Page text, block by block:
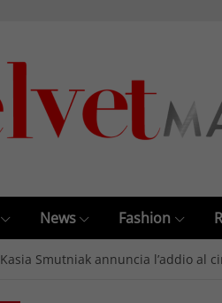
News Fashion
Kasia Smutniak annuncia l’addio al